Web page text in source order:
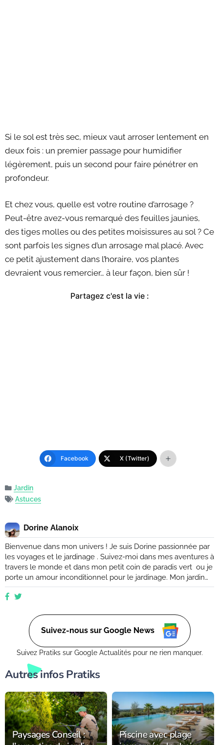
Si le sol est très sec, mieux vaut arroser lentement en
deux fois : un premier passage pour humidifier
légèrement, puis un second pour faire pénétrer en
profondeur.
Et chez vous, quelle est votre routine d’arrosage ?
Peut-être avez-vous remarqué des feuilles jaunies,
des tiges molles ou des petites moisissures au sol ? Ce
sont parfois les signes d’un arrosage mal placé. Avec
ce petit ajustement dans l’horaire, vos plantes
devraient vous remercier… à leur façon, bien sûr !
Partagez c'est la vie :
Facebook X (Twitter)
Jardin
Astuces
Dorine Alanoix
Bienvenue dans mon univers ! Je suis Dorine passionnée par
les voyages et le jardinage . Suivez-moi dans mes aventures à
travers le monde et dans mon petit coin de paradis vert ou je
porte un amour inconditionnel pour le jardinage. Mon jardin
est mon havre de paix, un endroit où je peux me ressourcer
et m'émerveiller devant la beauté de la nature. Suivez mes
ce soit dans un petit coin de balcon ou dans un vaste espace
verdoyant. Suivez-nous sur Google News
Suivez Pratiks sur Google Actualités pour ne rien manquer.
Autres infos Pratiks
Paysages Conseil :
Piscine avec plage